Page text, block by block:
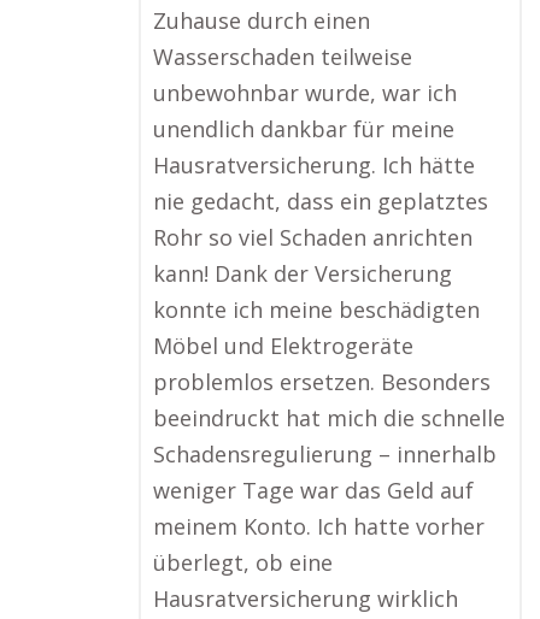
Zuhause durch einen
Wasserschaden teilweise
unbewohnbar wurde, war ich
unendlich dankbar für meine
Hausratversicherung. Ich hätte
nie gedacht, dass ein geplatztes
Rohr so viel Schaden anrichten
kann! Dank der Versicherung
konnte ich meine beschädigten
Möbel und Elektrogeräte
problemlos ersetzen. Besonders
beeindruckt hat mich die schnelle
Schadensregulierung – innerhalb
weniger Tage war das Geld auf
meinem Konto. Ich hatte vorher
überlegt, ob eine
Hausratversicherung wirklich